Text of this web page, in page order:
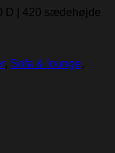
D | 420 sædehøjde
, Sofa & lounge,